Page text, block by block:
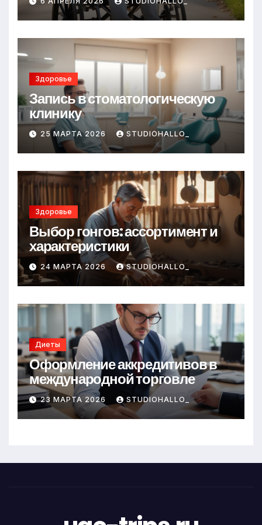
Здоровье
Запись в стоматологическую
клинику
25 МАРТА 2026 STUDIOHALLO_
Здоровье
Выбор гонгов: ассортимент и
характеристики
24 МАРТА 2026 STUDIOHALLO_
Диеты
Оформление аккредитивов в
международной торговле
23 МАРТА 2026 STUDIOHALLO_